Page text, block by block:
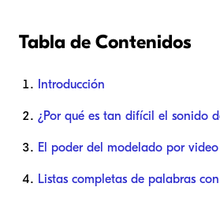
Tabla de Contenidos
Introducción
¿Por qué es tan difícil el sonido
El poder del modelado por video
Listas completas de palabras